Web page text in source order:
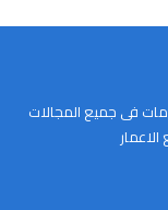
فى جميع المجالات